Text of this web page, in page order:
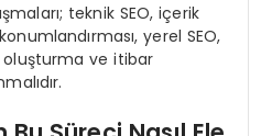
teknik SEO, içerik
yerel SEO,
oluşturma ve itibar